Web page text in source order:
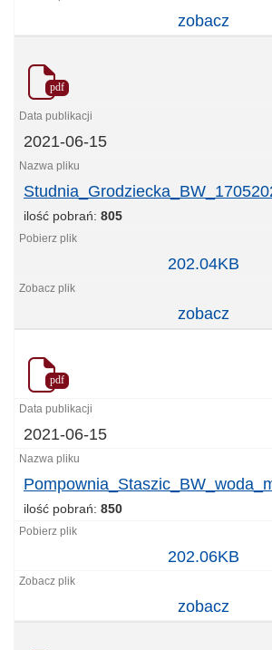
zobacz
pdf
2021-06-15
ilość pobrań: 805
202.04KB
zobacz
pdf
2021-06-15
ilość pobrań: 850
202.06KB
zobacz